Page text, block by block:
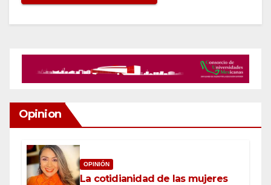
Opinion
OPINIÓN
La cotidianidad de las mujeres